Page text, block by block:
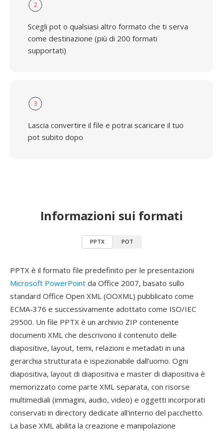
2
Scegli pot o qualsiasi altro formato che ti serva
come destinazione (più di 200 formati
supportati)
3
Lascia convertire il file e potrai scaricare il tuo
pot subito dopo
Informazioni sui formati
PPTX POT
PPTX è il formato file predefinito per le presentazioni
Microsoft PowerPoint da Office 2007, basato sullo
standard Office Open XML (OOXML) pubblicato come
ECMA-376 e successivamente adottato come ISO/IEC
29500. Un file PPTX è un archivio ZIP contenente
documenti XML che descrivono il contenuto delle
diapositive, layout, temi, relazioni e metadati in una
gerarchia strutturata e ispezionabile dall'uomo. Ogni
diapositiva, layout di diapositiva e master di diapositiva è
memorizzato come parte XML separata, con risorse
multimediali (immagini, audio, video) e oggetti incorporati
conservati in directory dedicate all'interno del pacchetto.
La base XML abilita la creazione e manipolazione